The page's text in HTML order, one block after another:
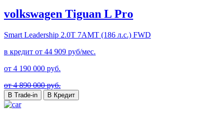
volkswagen Tiguan L Pro
Smart Leadership 2.0T 7AMT (186 л.с.) FWD
в кредит от 44 909 руб/мес.
от 4 190 000 руб.
от 4 890 000 руб.
В Trade-in В Кредит